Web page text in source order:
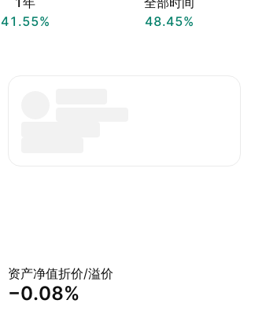
41.55%
48.45%
资产净值折价/溢价
−0.08%